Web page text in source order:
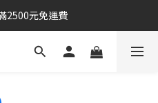
2500元免運費